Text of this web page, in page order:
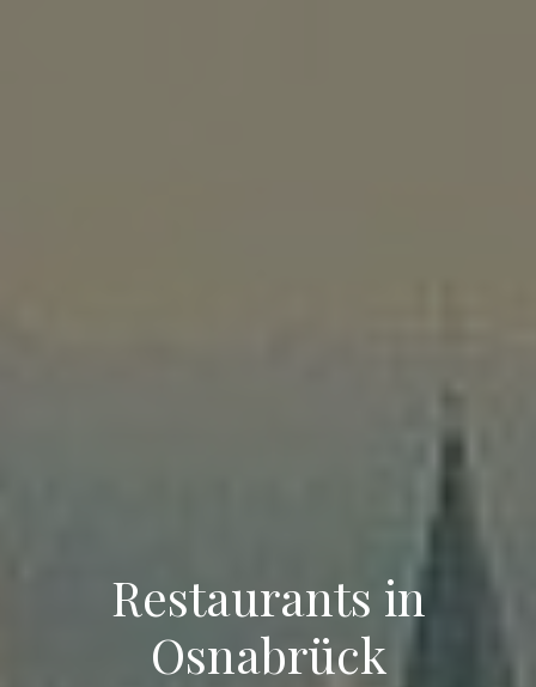
Restaurants in
Osnabrück